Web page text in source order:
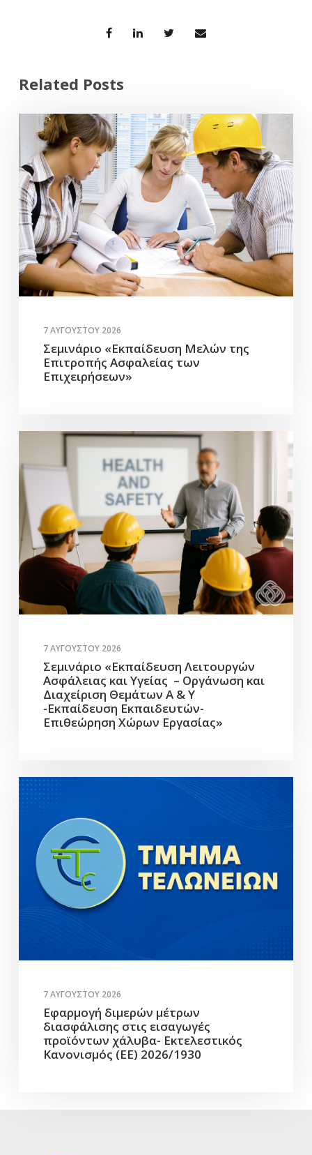
Related Posts
7 ΑΥΓΟΎΣΤΟΥ 2026
Σεμινάριο «Εκπαίδευση Μελών της
Επιτροπής Ασφαλείας των
Επιχειρήσεων»
7 ΑΥΓΟΎΣΤΟΥ 2026
Σεμινάριο «Εκπαίδευση Λειτουργών
Ασφάλειας και Υγείας – Οργάνωση και
Διαχείριση Θεμάτων Α & Υ
-Εκπαίδευση Εκπαιδευτών-
Επιθεώρηση Χώρων Εργασίας»
7 ΑΥΓΟΎΣΤΟΥ 2026
Εφαρμογή διμερών μέτρων
διασφάλισης στις εισαγωγές
προϊόντων χάλυβα- Εκτελεστικός
Κανονισμός (ΕΕ) 2026/1930